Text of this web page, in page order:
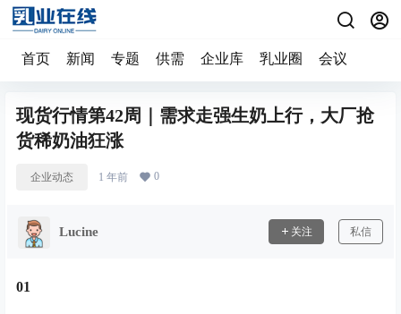
首页 新闻 专题 供需 企业库 乳业圈 会议
现货行情第42周｜需求走强生奶上行，大厂抢
货稀奶油狂涨
企业动态 1 年前 0
Lucine 关注 私信
01